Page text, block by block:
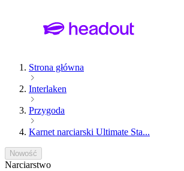
Strona główna
Interlaken
Przygoda
Karnet narciarski Ultimate Sta...
Nowość
Narciarstwo